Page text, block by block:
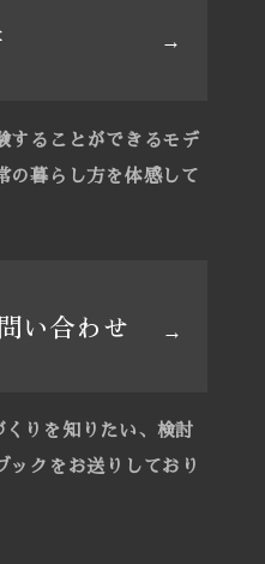
することができるモデ
の暮らし方を体感して
い合わせ
りを知りたい、検討
ックをお送りしており